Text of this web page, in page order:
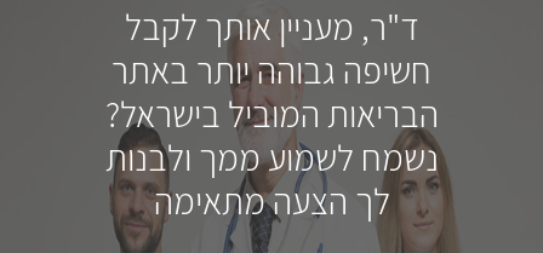
ד"ר, מעניין אותך לקבל
חשיפה גבוהה יותר באתר
הבריאות המוביל בישראל?
נשמח לשמוע ממך ולבנות
לך הצעה מתאימה